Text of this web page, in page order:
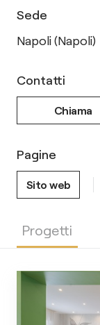
Sede
Napoli (Napoli)
Pagine
Sito web
Contatti
Chiama
Progetti